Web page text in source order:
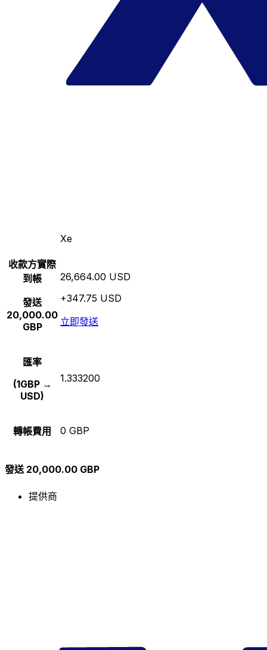
Xe
收款方實際
到帳
發送
20,000.00
GBP
26,664.00 USD
+347.75 USD
立即發送
匯率
(1GBP →
USD)
1.333200
轉帳費用 0 GBP
發送 20,000.00 GBP
提供商